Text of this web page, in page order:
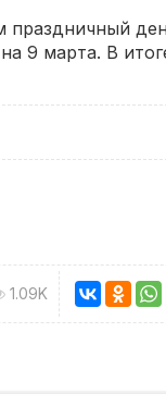
9 марта. В
1.09K